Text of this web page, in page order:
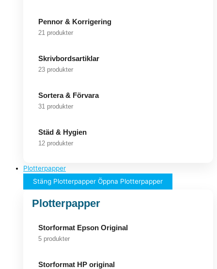
Pennor & Korrigering
21 produkter
Skrivbordsartiklar
23 produkter
Sortera & Förvara
31 produkter
Städ & Hygien
12 produkter
Plotterpapper
Stäng Plotterpapper Öppna Plotterpapper
Plotterpapper
Storformat Epson Original
5 produkter
Storformat HP original